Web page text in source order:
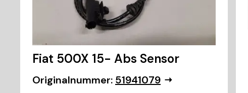
Fiat 500X 15- Abs Sensor
Originalnummer: 51941079